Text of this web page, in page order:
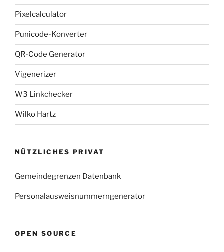
Pixelcalculator
Punicode-Konverter
QR-Code Generator
Vigenerizer
W3 Linkchecker
Wilko Hartz
NÜTZLICHES PRIVAT
Gemeindegrenzen Datenbank
Personalausweisnummerngenerator
OPEN SOURCE